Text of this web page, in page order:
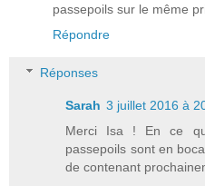
passepoils sur le même
Répondre
Réponses
Sarah 3 juillet 2016 à
Merci Isa ! En ce
passepoils sont en
de contenant